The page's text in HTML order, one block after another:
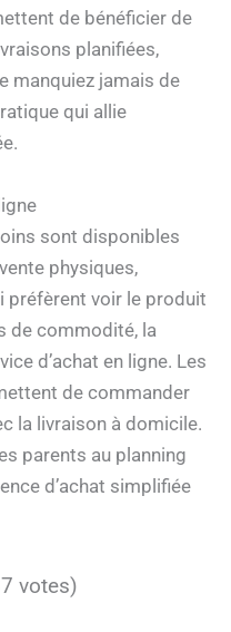
de bénéficier de
planifiées,
manquiez jamais de
qui allie
sont disponibles
physiques,
préfèrent voir le produit
de commodité, la
d’achat en ligne. Les
de commander
la livraison à domicile.
parents au planning
d’achat simplifiée
votes)